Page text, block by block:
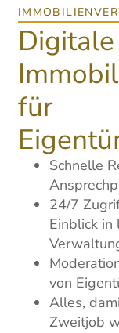
Digitale
für
Schnelle
24/7
Einblick
von
Alles,
Zweitjob